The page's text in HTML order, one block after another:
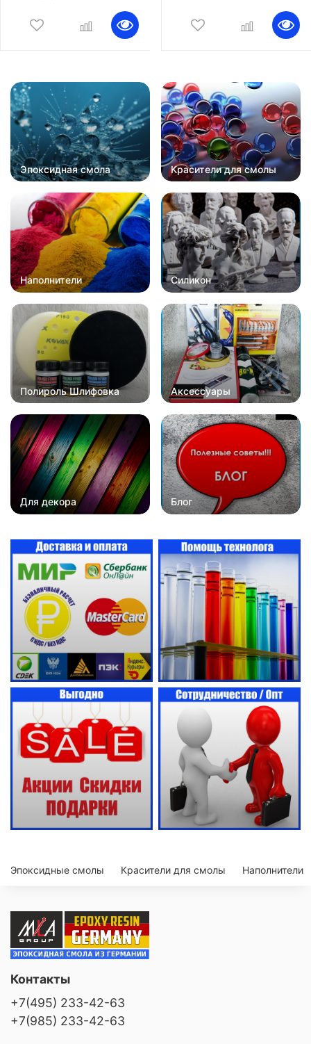
Эпоксидная смола Красители для смолы
Наполнители Силикон
Полироль Шлифовка Аксессуары
Для декора Блог
Эпоксидные смолы Красители для смолы Наполнители
Контакты
+7(495) 233-42-63
+7(985) 233-42-63